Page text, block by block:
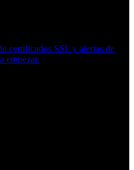
certificados SSL y alertas de
empezar.